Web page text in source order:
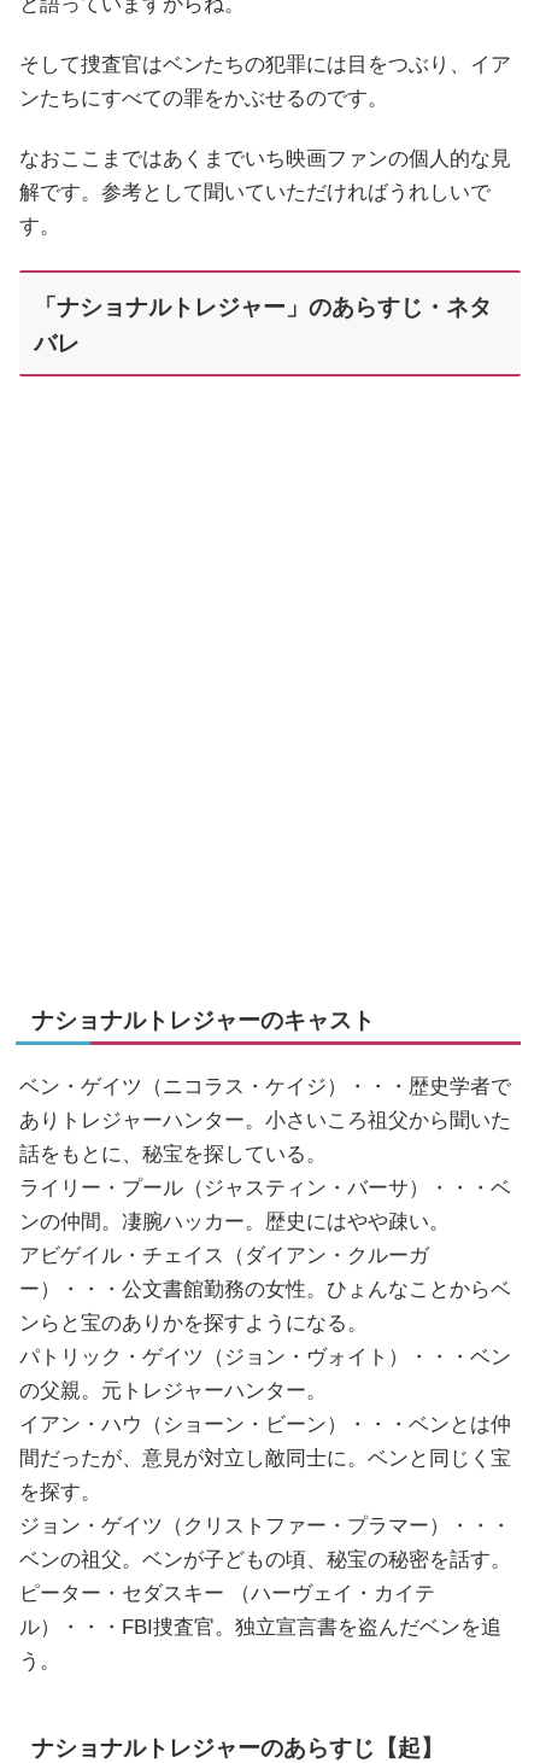
そして捜査官はベンたちの犯罪には目をつぶり、イア
ンたちにすべての罪をかぶせるのです。
なおここまではあくまでいち映画ファンの個人的な見
解です。参考として聞いていただければうれしいで
す。
「ナショナルトレジャー」のあらすじ・ネタ
バレ
ナショナルトレジャーのキャスト
ベン・ゲイツ（ニコラス・ケイジ）・・・歴史学者で
ありトレジャーハンター。小さいころ祖父から聞いた
話をもとに、秘宝を探している。
ライリー・プール（ジャスティン・バーサ）・・・ベ
ンの仲間。凄腕ハッカー。歴史にはやや疎い。
アビゲイル・チェイス（ダイアン・クルーガ
ー）・・・公文書館勤務の女性。ひょんなことからベ
ンらと宝のありかを探すようになる。
パトリック・ゲイツ（ジョン・ヴォイト）・・・ベン
の父親。元トレジャーハンター。
イアン・ハウ（ショーン・ビーン）・・・ベンとは仲
間だったが、意見が対立し敵同士に。ベンと同じく宝
を探す。
ジョン・ゲイツ（クリストファー・プラマー）・・・
ベンの祖父。ベンが子どもの頃、秘宝の秘密を話す。
ピーター・セダスキー （ハーヴェイ・カイテ
ル）・・・FBI捜査官。独立宣言書を盗んだベンを追
う。
ナショナルトレジャーのあらすじ【起】